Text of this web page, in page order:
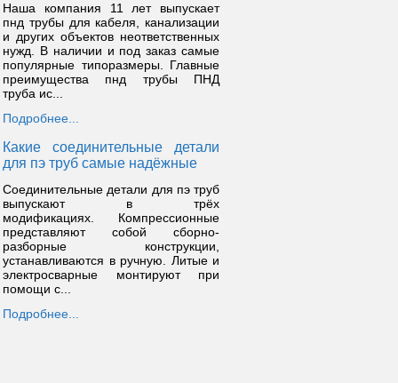
Наша компания 11 лет выпускает
пнд трубы для кабеля, канализации
и других объектов неответственных
нужд. В наличии и под заказ самые
популярные типоразмеры. Главные
преимущества пнд трубы ПНД
труба ис...
Подробнее...
Какие соединительные детали
для пэ труб самые надёжные
Соединительные детали для пэ труб
выпускают в трёх
модификациях. Компрессионные
представляют собой сборно-
разборные конструкции,
устанавливаются в ручную. Литые и
электросварные монтируют при
помощи с...
Подробнее...